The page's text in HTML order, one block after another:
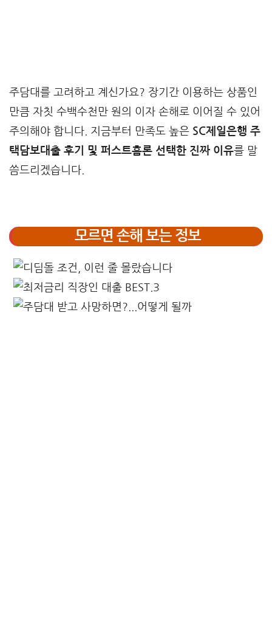
주담대를 고려하고 계신가요? 장기간 이용하는 상품인
만큼 자칫 수백수천만 원의 이자 손해로 이어질 수 있어
주의해야 합니다. 지금부터 만족도 높은 SC제일은행 주
택담보대출 후기 및 퍼스트홈론 선택한 진짜 이유를 말
씀드리겠습니다.
모르면 손해 보는 정보